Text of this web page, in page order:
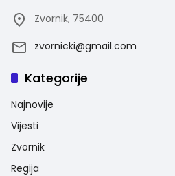
Zvornik, 75400
zvornicki@gmail.com
Kategorije
Najnovije
Vijesti
Zvornik
Regija